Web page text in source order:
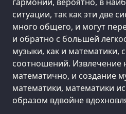
ситуации, так как эти две
много общего, и могут
и обратно с большей
музыки, как и математики,
соотношений. Извлечение
математично, и создание
математики, математики
образом вдвойне